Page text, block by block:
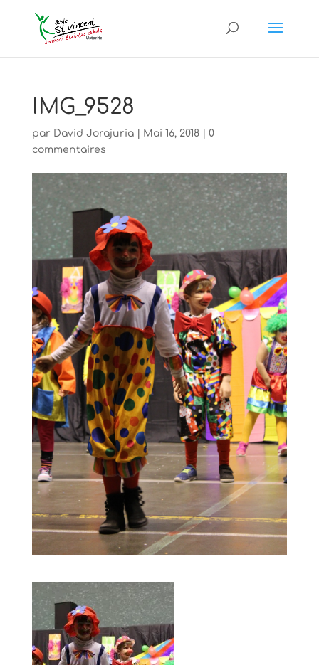
IMG_9528
par David Jorajuria| Mai 16, 2018| 0
commentaires